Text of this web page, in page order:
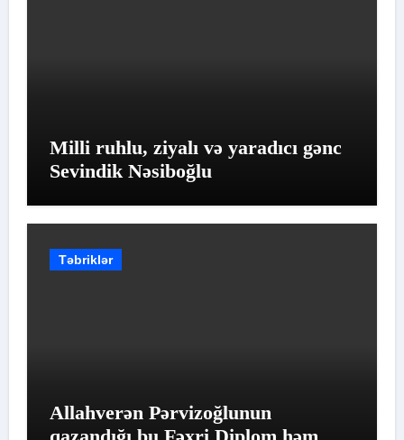
Milli ruhlu, ziyalı və yaradıcı gənc
Sevindik Nəsiboğlu
Təbriklər
Allahverən Pərvizoğlunun
qazandığı bu Fəxri Diplom həm